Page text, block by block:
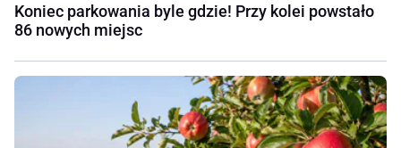
Koniec parkowania byle gdzie! Przy kolei powstało
86 nowych miejsc